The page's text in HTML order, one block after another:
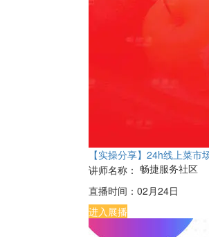
【实操分享】24h线上菜
讲师名称： 畅捷服务社区
直播时间： 02月24日
进入展播